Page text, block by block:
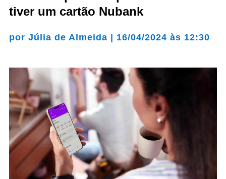
tiver um cartão Nubank
por Júlia de Almeida | 16/04/2024 às 12:30